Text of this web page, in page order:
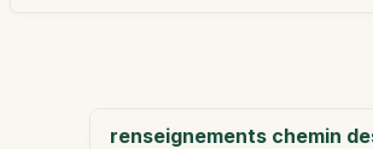
renseignements chemin